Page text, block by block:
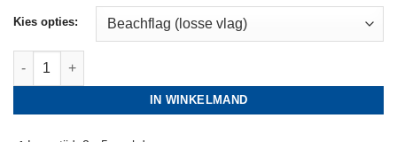
Kies opties:
Mosselen beachflag aantal
IN WINKELMAND